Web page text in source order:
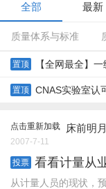
全部 最新
质量体系与标准
置顶 【全网最全】
置顶 CNAS实验室认
点击重新加载 床前明
2007-7-11
投票 看看计量从
从计量人员的现状，